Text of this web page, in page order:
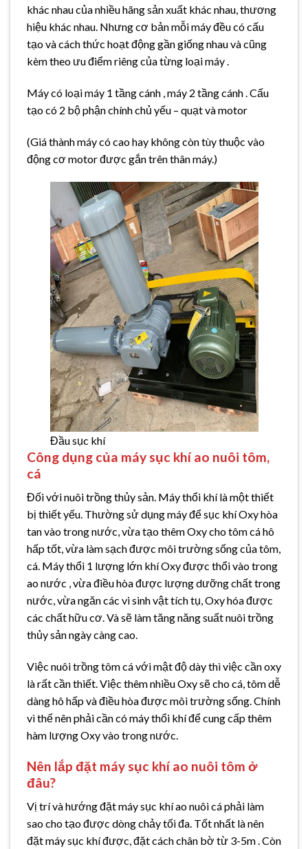
khác nhau của nhiều hãng sản xuất khác nhau, thương
hiệu khác nhau. Nhưng cơ bản mỗi máy đều có cấu
tạo và cách thức hoạt động gần giống nhau và cũng
kèm theo ưu điểm riêng của từng loại máy .
Máy có loại máy 1 tầng cánh , máy 2 tầng cánh . Cấu
tạo có 2 bộ phận chính chủ yếu – quạt và motor
(Giá thành máy có cao hay không còn tùy thuộc vào
động cơ motor được gắn trên thân máy.)
Đầu sục khí
Công dụng của máy sục khí ao nuôi tôm,
cá
Đối với nuôi trồng thủy sản. Máy thổi khí là một thiết
bị thiết yếu. Thường sử dụng máy để sục khí Oxy hòa
tan vào trong nước, vừa tạo thêm Oxy cho tôm cá hô
hấp tốt, vừa làm sạch được môi trường sống của tôm,
cá. Máy thổi 1 lượng lớn khí Oxy được thổi vào trong
ao nước , vừa điều hòa được lượng dưỡng chất trong
nước, vừa ngăn các vi sinh vật tích tụ, Oxy hóa được
các chất hữu cơ. Và sẽ làm tăng năng suất nuôi trồng
thủy sản ngày càng cao.
Việc nuôi trồng tôm cá với mật độ dày thì việc cần oxy
là rất cần thiết. Việc thêm nhiều Oxy sẽ cho cá, tôm dễ
dàng hô hấp và điều hòa được môi trường sống. Chính
vì thế nên phải cần có máy thổi khí để cung cấp thêm
hàm lượng Oxy vào trong nước.
Nên lắp đặt máy sục khí ao nuôi tôm ở
đâu?
Vị trí và hướng đặt máy sục khí ao nuôi cá phải làm
sao cho tạo được dòng chảy tối đa. Tốt nhất là nên
đặt máy sục khí được, đặt cách chân bờ từ 3-5m . Còn